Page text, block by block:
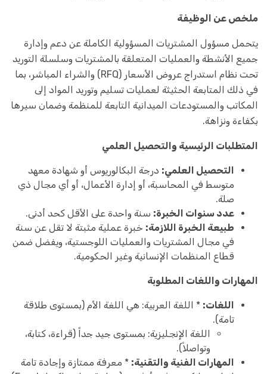
ملخص عن الوظيفة
يتحمل مسؤول المشتريات المسؤولية الكاملة عن دعم وإدارة
جميع الأنشطة والعمليات المتعلقة بالمشتريات وسلسلة التوريد
تحت نظام استدراج عروض الأسعار (RFQ) والشراء المباشر، بما
في ذلك المتابعة الحثيثة لعمليات تسليم وتوريد المواد إلى
المكاتب والمستودعات الميدانية التابعة للمنظمة وضمان سيرها
بكفاءة ونزاهة.
المتطلبات الرئيسية والتحصيل العلمي
التحصيل العلمي: درجة البكالوريوس أو شهادة معهد
متوسط في المحاسبة، أو إدارة الأعمال، أو أي مجال ذي
صلة.
عدد سنوات الخبرة: سنة واحدة على الأقل كحد أدنى.
طبيعة الخبرة اللازمة: خبرة عملية مثبتة لا تقل عن سنة
في مجال المشتريات والعمليات اللوجستية، ويفضل ضمن
قطاع المنظمات الإنسانية وغير الحكومية.
المهارات واللغات المطلوبة
اللغات: * اللغة العربية: هي اللغة الأم (بمستوى طلاقة
تامة).
اللغة الإنجليزية: بمستوى جيد جداً (قراءة، كتابة،
وتواصلاً).
المهارات الفنية والتقنية: * معرفة ممتازة وإجادة تامة